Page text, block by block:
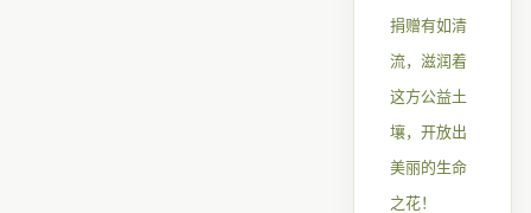
捐赠有如清
流，滋润着
这方公益土
壤，开放出
美丽的生命
之花！